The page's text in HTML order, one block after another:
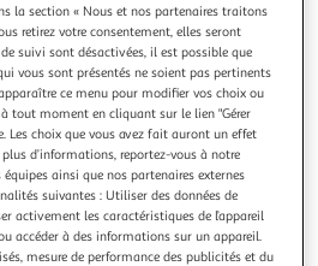
Wilmore Alex
les tout-petits au rituel du
bain, dîner, se
son pyjama... Voilà un adorable
à se familiariser avec le
le prix de ce produit ?
la section « Nous et nos partenaires traitons
retirez votre consentement, elles seront
suivi sont désactivées, il est possible que
vous sont présentés ne soient pas pertinents
ce menu pour modifier vos choix ou
tout moment en cliquant sur le lien "Gérer
Les choix que vous avez fait auront un effet
d’informations, reportez-vous à notre
ainsi que nos partenaires externes
suivantes : Utiliser des données de
activement les caractéristiques de l’appareil
accéder à des informations sur un appareil.
mesure de performance des publicités et du